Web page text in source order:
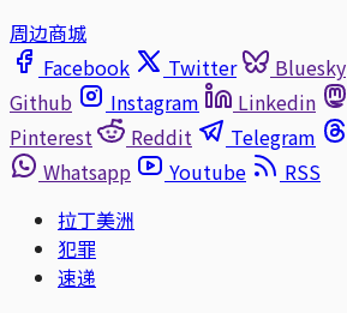
周边商城
Facebook
Twitter Bluesky
Github
Instagram Linkedin
Pinterest
Reddit Telegram
Whatsapp
Youtube
RSS
拉丁美洲
犯罪
速递